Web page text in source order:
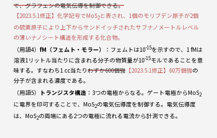
で、グラフェンの電気伝導を制御できる。
【2023.5.1修正】化学記号でMoS2と表され、1個のモリブデン原子が2個
の硫黄原子により上下からサンドイッチされたサブナノメートルレベル
の薄いナノシート構造を形成する化合物。
（用語4） fM（フェムト・モラー） ：フェムトは10-15を示すので、1 fMは
溶液1リットル当たりに含まれる分子の物質量が10-15モルであることを意
味する。すなわち1 cc当たりわずか600個強 【2023.5.1修正】60万個強の
分子が含まれる濃度である。
（用語5）
トランジスタ構造 ：3つの電極からなる。ゲート電極からMoS2
に電界を印可することで、MoS2の電気伝導度を制御する。電気伝導度
は、MoS2の両端にある2つの電極に流れる電流から計測できる。